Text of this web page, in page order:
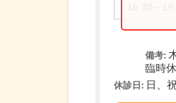
備考:
臨時
休診日: 日、